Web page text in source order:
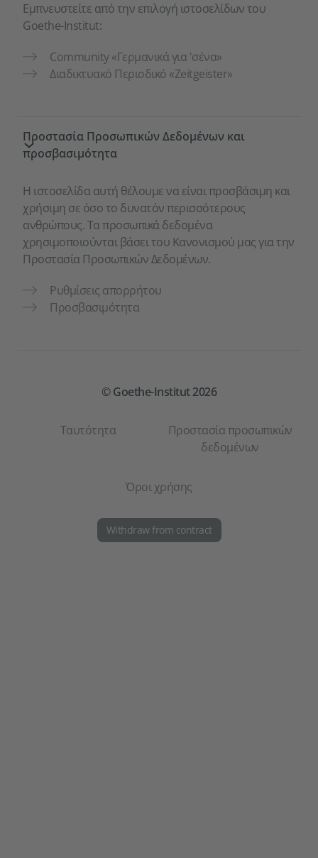
Εμπνευστείτε από την επιλογή ιστοσελίδων του
Goethe-Institut:
Community «Γερμανικά για 'σένα»
Διαδικτυακό Περιοδικό «Zeitgeister»
Προστασία Προσωπικών Δεδομένων και
προσβασιμότητα
Η ιστοσελίδα αυτή θέλουμε να είναι προσβάσιμη και
χρήσιμη σε όσο το δυνατόν περισσότερους
ανθρώπους. Τα προσωπικά δεδομένα
χρησιμοποιούνται βάσει του Κανονισμού μας για την
Προστασία Προσωπικών Δεδομένων.
Ρυθμίσεις απορρήτου
Προσβασιμότητα
© Goethe-Institut 2026
Ταυτότητα
Προστασία προσωπικών
δεδομένων
Όροι χρήσης
Withdraw from contract